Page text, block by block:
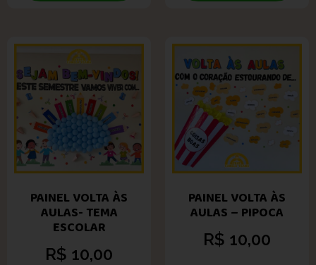
PAINEL VOLTA ÀS
AULAS- TEMA
ESCOLAR
R$ 10,00
PAINEL VOLTA ÀS
AULAS – PIPOCA
R$ 10,00